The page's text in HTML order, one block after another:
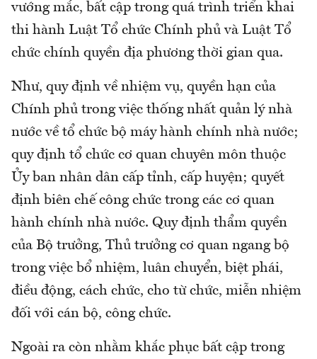
vướng mắc, bất cập trong quá trình triển khai
thi hành Luật Tổ chức Chính phủ và Luật Tổ
chức chính quyền địa phương thời gian qua.
Như, quy định về nhiệm vụ, quyền hạn của
Chính phủ trong việc thống nhất quản lý nhà
nước về tổ chức bộ máy hành chính nhà nước;
quy định tổ chức cơ quan chuyên môn thuộc
Ủy ban nhân dân cấp tỉnh, cấp huyện; quyết
định biên chế công chức trong các cơ quan
hành chính nhà nước. Quy định thẩm quyền
của Bộ trưởng, Thủ trưởng cơ quan ngang bộ
trong việc bổ nhiệm, luân chuyển, biệt phái,
điều động, cách chức, cho từ chức, miễn nhiệm
đối với cán bộ, công chức.
Ngoài ra còn nhằm khắc phục bất cập trong